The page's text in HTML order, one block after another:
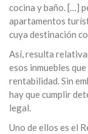
cocina y baño. […]
apartamentos
cuya destinación
Así, resulta
esos inmuebles
rentabilidad. Sin
hay que cumplir
legal.
Uno de ellos es el